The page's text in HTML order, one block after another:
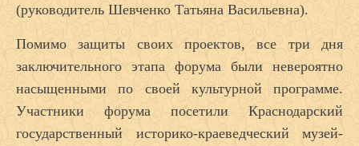
(руководитель Шевченко Татьяна Васильевна).
Помимо защиты своих проектов, все три дня
заключительного этапа форума были невероятно
насыщенными по своей культурной программе.
Участники форума посетили Краснодарский
государственный историко-краеведческий музей-